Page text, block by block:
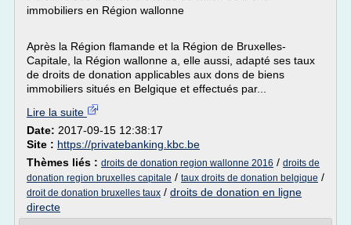
immobiliers en Région wallonne
Après la Région flamande et la Région de Bruxelles-
Capitale, la Région wallonne a, elle aussi, adapté ses taux
de droits de donation applicables aux dons de biens
immobiliers situés en Belgique et effectués par...
Lire la suite
Date: 2017-09-15 12:38:17
Site : https://privatebanking.kbc.be
Thèmes liés : droits de donation region wallonne 2016 / droits de
donation region bruxelles capitale / taux droits de donation belgique /
droit de donation bruxelles taux / droits de donation en ligne
directe